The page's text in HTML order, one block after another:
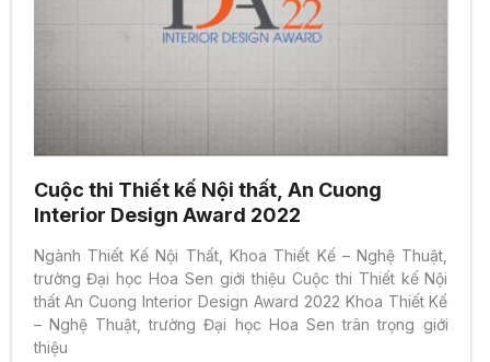
Cuộc thi Thiết kế Nội thất, An Cuong
Interior Design Award 2022
Ngành Thiết Kế Nội Thất, Khoa Thiết Kế – Nghệ Thuật,
trường Đại học Hoa Sen giới thiệu Cuộc thi Thiết kế Nội
thất An Cuong Interior Design Award 2022 Khoa Thiết Kế
– Nghệ Thuật, trường Đại học Hoa Sen trân trọng giới
thiệu